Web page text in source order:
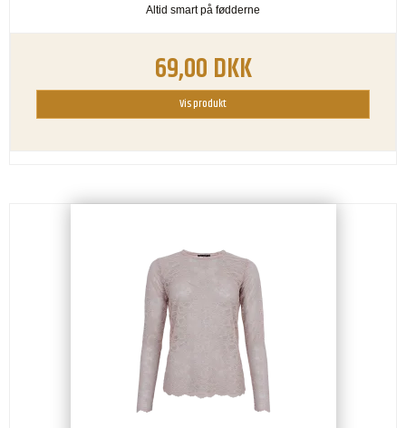
Altid smart på fødderne
69,00 DKK
Vis produkt